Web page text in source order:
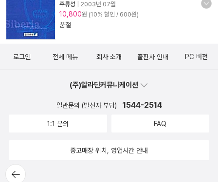
주류성
2003년 07월
10,800원 (10% 할인 / 600원)
품절
뒤로가
로그인 전체 메뉴 회사 소개 출판사 안내 PC 버전
(주)알라딘커뮤니케이션
일반문의 (발신자 부담) 1544-2514
1:1 문의 FAQ
중고매장 위치, 영업시간 안내